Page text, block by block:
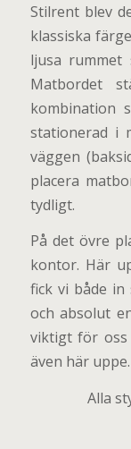
Stilrent blev
klassiska
ljusa rummet
Matbordet
kombination
stationerad i
väggen
placera
tydligt.
På det övre
kontor. Här
fick vi både
och absolut
viktigt för
även här uppe.
Alla